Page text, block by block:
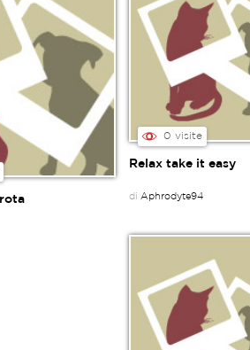
0 visite
Relax take it easy
di Aphrodyte94